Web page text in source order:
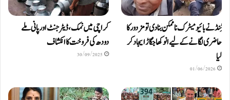
ٹِنڈ نے بائیومیٹرک ناممکن بنا دی تو مزدور کا
حاضری لگانے کے لیے انوکھا جگاڑ ایجاد کر
لیا
01/06/2026
کراچی میں نمک، ڈیٹرجنٹ اور پانی ملے
دودھ کی فروخت کا انکشاف
30/09/2025